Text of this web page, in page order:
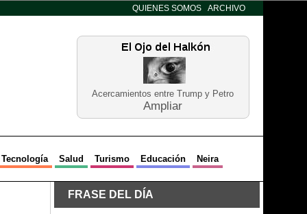
QUIENES SOMOS ARCHIVO
Acercamientos entre Trump y Petro
Ampliar
Tecnología Salud Turismo Educación Neira
FRASE DEL DÍA